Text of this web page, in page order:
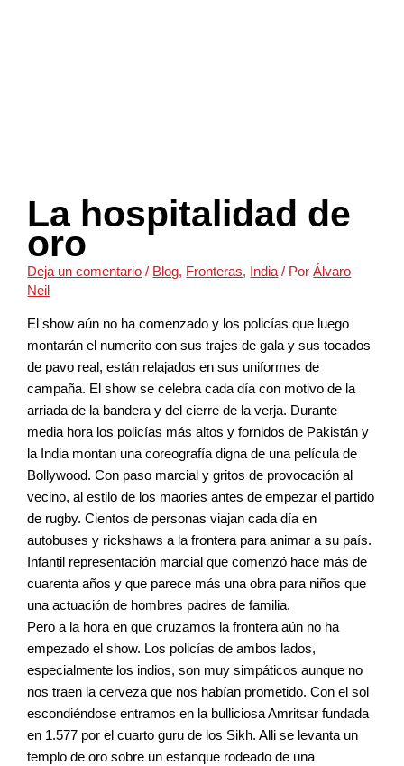
La hospitalidad de
oro
Deja un comentario / Blog, Fronteras, India / PorÁlvaro
Neil
El show aún no ha comenzado y los policías que luego
montarán el numerito con sus trajes de gala y sus tocados
de pavo real, están relajados en sus uniformes de
campaña. El show se celebra cada día con motivo de la
arriada de la bandera y del cierre de la verja. Durante
media hora los policías más altos y fornidos de Pakistán y
la India montan una coreografía digna de una película de
Bollywood. Con paso marcial y gritos de provocación al
vecino, al estilo de los maories antes de empezar el partido
de rugby. Cientos de personas viajan cada día en
autobuses y rickshaws a la frontera para animar a su país.
Infantil representación marcial que comenzó hace más de
cuarenta años y que parece más una obra para niños que
una actuación de hombres padres de familia.
Pero a la hora en que cruzamos la frontera aún no ha
empezado el show. Los policías de ambos lados,
especialmente los indios, son muy simpáticos aunque no
nos traen la cerveza que nos habían prometido. Con el sol
escondiéndose entramos en la bulliciosa Amritsar fundada
en 1.577 por el cuarto guru de los Sikh. Alli se levanta un
templo de oro sobre un estanque rodeado de una